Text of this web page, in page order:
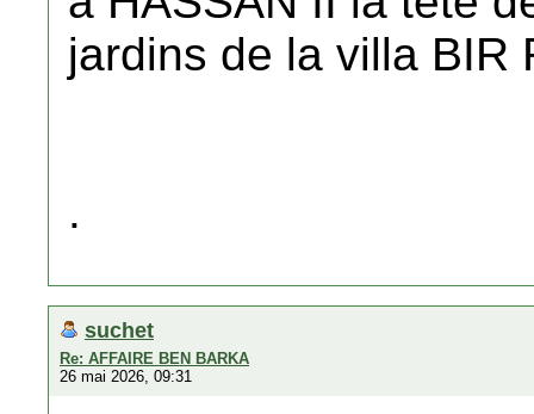
jardins de la villa BIR
.
suchet
Re: AFFAIRE BEN BARKA
26 mai 2026, 09:31